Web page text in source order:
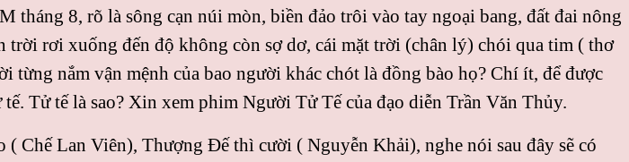
tháng 8, rõ là sông cạn núi mòn, biền đảo trôi vào tay ngoại bang, đất đai nông
rơi xuống đến độ không còn sợ dơ, cái mặt trời (chân lý) chói qua tim ( thơ
nắm vận mệnh của bao người khác chót là đồng bào họ? Chí ít, để được
Tử tế là sao? Xin xem phim Người Tử Tế của đạo diễn Trần Văn Thủy.
( Chế Lan Viên), Thượng Đế thì cười ( Nguyễn Khải), nghe nói sau đây sẽ có